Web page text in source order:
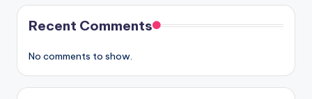
Recent Comments
No comments to show.